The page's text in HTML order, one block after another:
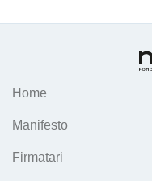
Home
Manifesto
Firmatari